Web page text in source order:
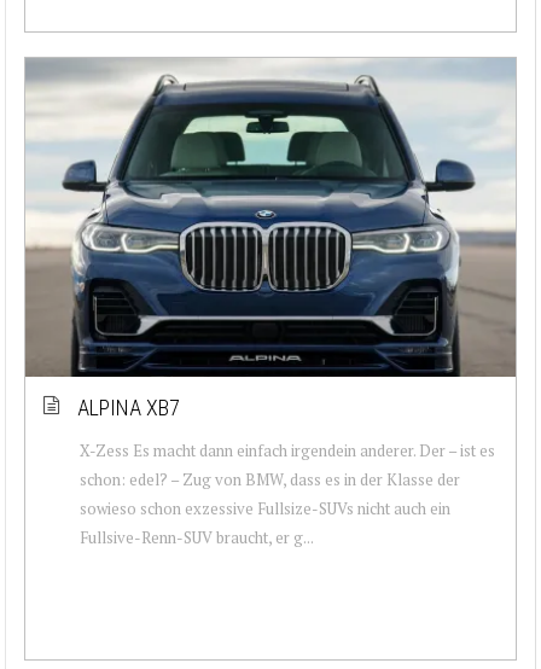
ALPINA XB7
X-Zess Es macht dann einfach irgendein anderer. Der – ist es
schon: edel? – Zug von BMW, dass es in der Klasse der
sowieso schon exzessive Fullsize-SUVs nicht auch ein
Fullsive-Renn-SUV braucht, er g...